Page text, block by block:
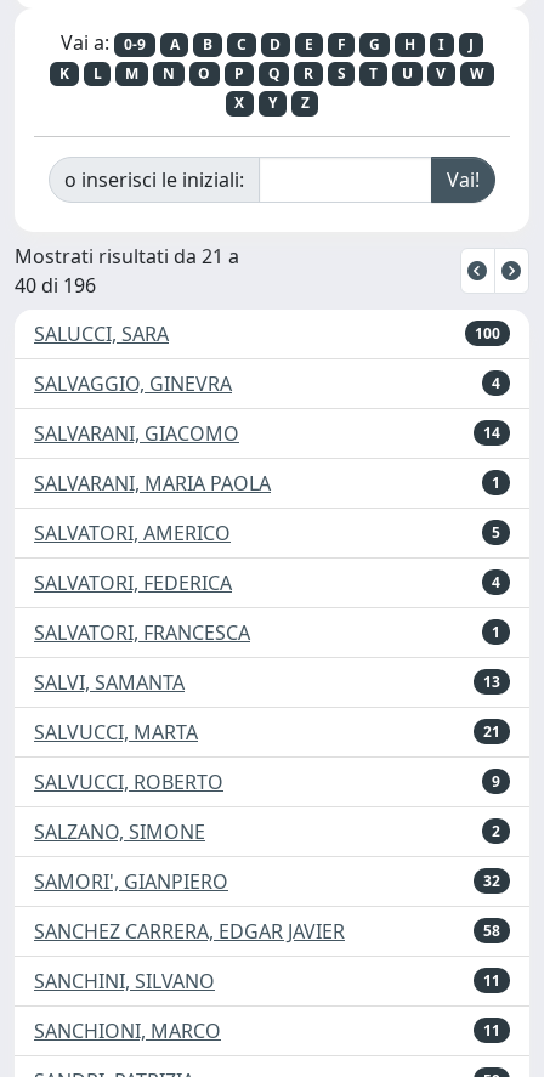
Vai a: 0-9 A B C D E F G H I
J
K
L M N O P Q R S T U V
W
X
Y Z
o inserisci le iniziali:
Mostrati risultati da 21 a
40 di 196
SALUCCI, SARA
100
SALVAGGIO, GINEVRA 4
SALVARANI, GIACOMO 14
SALVARANI, MARIA PAOLA 1
SALVATORI, AMERICO 5
SALVATORI, FEDERICA 4
SALVATORI, FRANCESCA 1
SALVI, SAMANTA 13
SALVUCCI, MARTA 21
SALVUCCI, ROBERTO 9
SALZANO, SIMONE 2
SAMORI', GIANPIERO 32
SANCHEZ CARRERA, EDGAR JAVIER 58
SANCHINI, SILVANO 11
SANCHIONI, MARCO 11